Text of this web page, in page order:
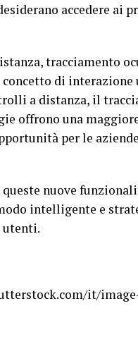
accedere ai
tracciamento
di
a distanza, il
offrono una
per le
nuove
intelligente e
utenti.
it/